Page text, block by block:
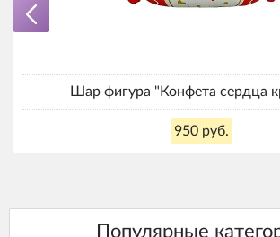
Шар фигура "Конфета сердца
950 руб.